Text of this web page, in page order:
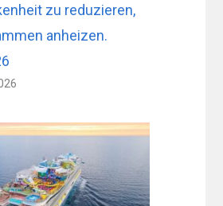
zu reduzieren,
anheizen.